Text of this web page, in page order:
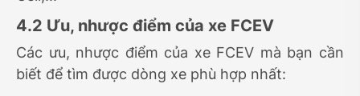
4.2 Ưu, nhược điểm của xe FCEV
Các ưu, nhược điểm của xe FCEV mà bạn cần
biết để tìm được dòng xe phù hợp nhất: